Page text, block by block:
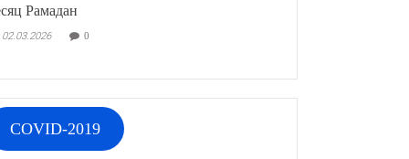
Рамадан
02.03.2026 0
COVID-2019